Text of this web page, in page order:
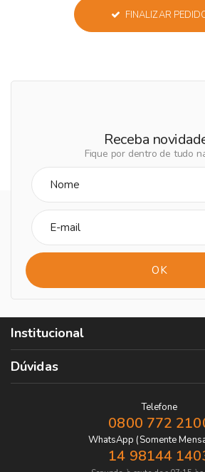
FINALIZAR
Receba
Fique por dentro de tudo
Institucional
Dúvidas
Telefone
0800 772
WhatsApp (Somente
14 98144